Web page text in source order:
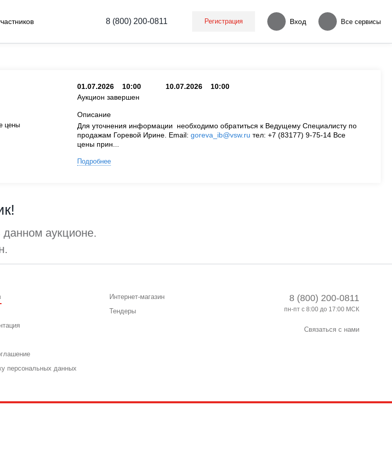
8 (800) 200-0811 Регистрация Вход Все сервисы
цены
01.07.2026 10:00 10.07.2026
10:00
Аукцион завершен
Описание
Для уточнения информации необходимо обратиться к Ведущему Специалисту по
продажам Горевой Ирине. Email: goreva_ib@vsw.ru тел: +7 (83177) 9-75-14 Все
цены прин...
Подробнее
аукционе.
персональных данных
Интернет-магазин
Тендеры
8 (800) 200-0811
пн-пт с 8:00 до 17:00 МСК
Связаться с нами